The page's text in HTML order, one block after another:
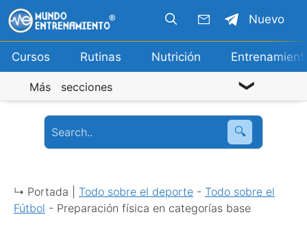
Saltar
al
contenido
Cursos Rutinas Nutrición
Nuevo
Más secciones
🔍
↳ Portada | Todo sobre el deporte - Todo sobre el
Fútbol - Preparación física en categorías base